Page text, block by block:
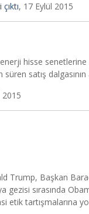
, 17 Eylül 2015
hisse
satış
2015
Trump, Başkan
sırasında
etik tartışmalarına